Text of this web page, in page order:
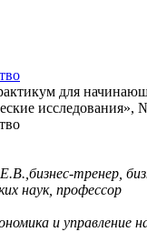
для
тренер,
наук, профессор
и управление